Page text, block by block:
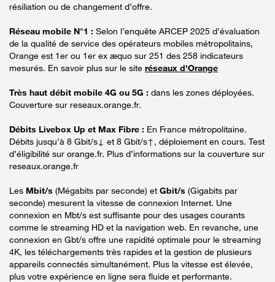
résiliation ou de changement d’offre.
Réseau mobile N°1 : Selon l’enquête ARCEP 2025 d’évaluation
de la qualité de service des opérateurs mobiles métropolitains,
Orange est 1er ou 1er ex æquo sur 251 des 258 indicateurs
mesurés. En savoir plus sur le site réseaux d'Orange
Très haut débit mobile 4G ou 5G : dans les zones déployées.
Couverture sur reseaux.orange.fr.
Débits Livebox Up et Max Fibre : En France métropolitaine.
Débits jusqu’à 8 Gbit/s↓ et 8 Gbit/s↑, déploiement en cours. Test
d’éligibilité sur orange.fr. Plus d’informations sur la couverture sur
reseaux.orange.fr
Les Mbit/s (Mégabits par seconde) et Gbit/s (Gigabits par
seconde) mesurent la vitesse de connexion Internet. Une
connexion en Mbt/s est suffisante pour des usages courants
comme le streaming HD et la navigation web. En revanche, une
connexion en Gbt/s offre une rapidité optimale pour le streaming
4K, les téléchargements très rapides et la gestion de plusieurs
appareils connectés simultanément. Plus la vitesse est élevée,
plus votre expérience en ligne sera fluide et performante.